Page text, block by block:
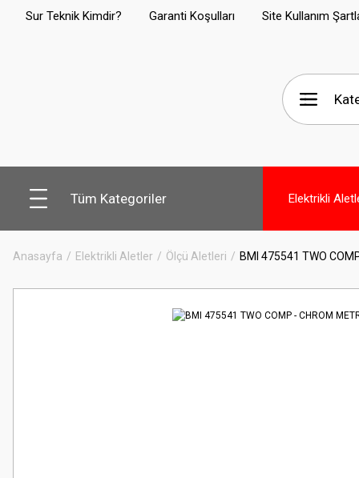
Sur Teknik Kimdir? Garanti Koşulları Site Kullanım
Tüm Kategoriler Elektrikli
Anasayfa Elektrikli Aletler Ölçü Aletleri BMI 475541 TWO